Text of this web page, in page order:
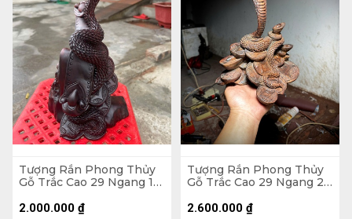
Tượng Rắn Phong Thủy
Gỗ Trắc Cao 29 Ngang 17
2.000.000 ₫
Tượng Rắn Phong Thủy
Gỗ Trắc Cao 29 Ngang 24
2.600.000 ₫